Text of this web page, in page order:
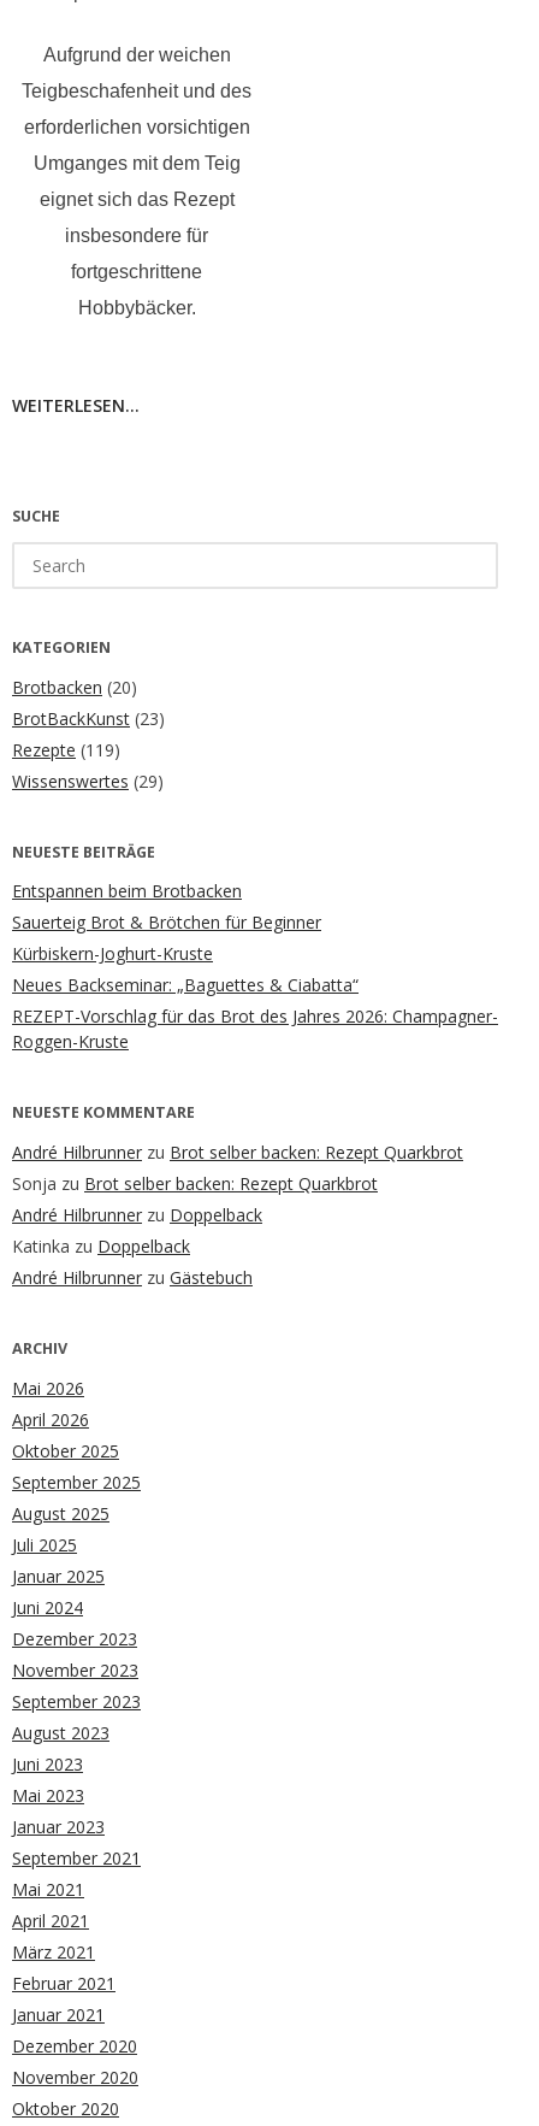
Aufgrund der weichen
Teigbeschafenheit und des
erforderlichen vorsichtigen
Umganges mit dem Teig
eignet sich das Rezept
insbesondere für
fortgeschrittene
Hobbybäcker.
WEITERLESEN...
SUCHE
for:
KATEGORIEN
Brotbacken (20)
BrotBackKunst (23)
Rezepte (119)
Wissenswertes (29)
NEUESTE BEITRÄGE
Entspannen beim Brotbacken
Sauerteig Brot & Brötchen für Beginner
Kürbiskern-Joghurt-Kruste
Neues Backseminar: „Baguettes & Ciabatta“
REZEPT-Vorschlag für das Brot des Jahres 2026: Champagner-
Roggen-Kruste
NEUESTE KOMMENTARE
André Hilbrunner zu Brot selber backen: Rezept Quarkbrot
Sonja zu Brot selber backen: Rezept Quarkbrot
André Hilbrunner zu Doppelback
Katinka zu Doppelback
André Hilbrunner zu Gästebuch
ARCHIV
Mai 2026
April 2026
Oktober 2025
September 2025
August 2025
Juli 2025
Januar 2025
Juni 2024
Dezember 2023
November 2023
September 2023
August 2023
Juni 2023
Mai 2023
Januar 2023
September 2021
Mai 2021
April 2021
März 2021
Februar 2021
Januar 2021
Dezember 2020
November 2020
Oktober 2020